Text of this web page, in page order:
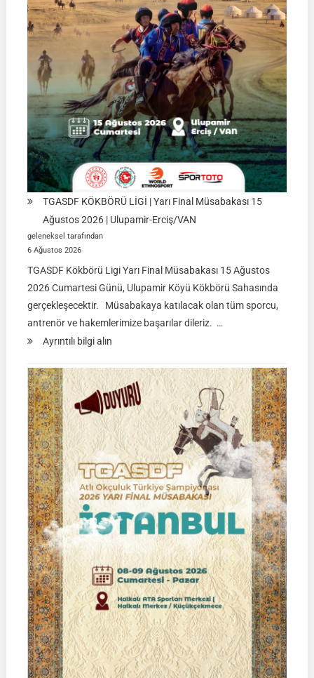
TGASDF KÖKBÖRÜ LİGİ | Yarı Final Müsabakası 15
Ağustos 2026 | Ulupamir-Erciş/VAN
geleneksel tarafından
6 Ağustos 2026
TGASDF Kökbörü Ligi Yarı Final Müsabakası 15 Ağustos
2026 Cumartesi Günü, Ulupamir Köyü Kökbörü Sahasında
gerçekleşecektir. Müsabakaya katılacak olan tüm sporcu,
antrenör ve hakemlerimize başarılar dileriz. …
Ayrıntılı bilgi alın:
KÖKBÖRÜ
LİGİ
|
Yarı
Final
Müsabakası
15
Ağustos
2026
|
Ulupamir-
Erciş/VAN